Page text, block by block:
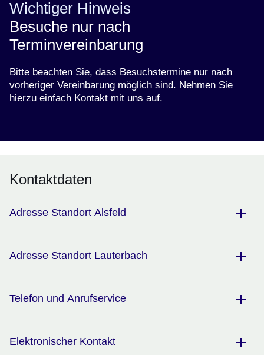
Wichtiger Hinweis
Besuche nur nach
Terminvereinbarung
Bitte beachten Sie, dass Besuchstermine nur nach
vorheriger Vereinbarung möglich sind. Nehmen Sie
hierzu einfach Kontakt mit uns auf.
Kontaktdaten
Adresse Standort Alsfeld
Adresse Standort Lauterbach
Telefon und Anrufservice
Elektronischer Kontakt